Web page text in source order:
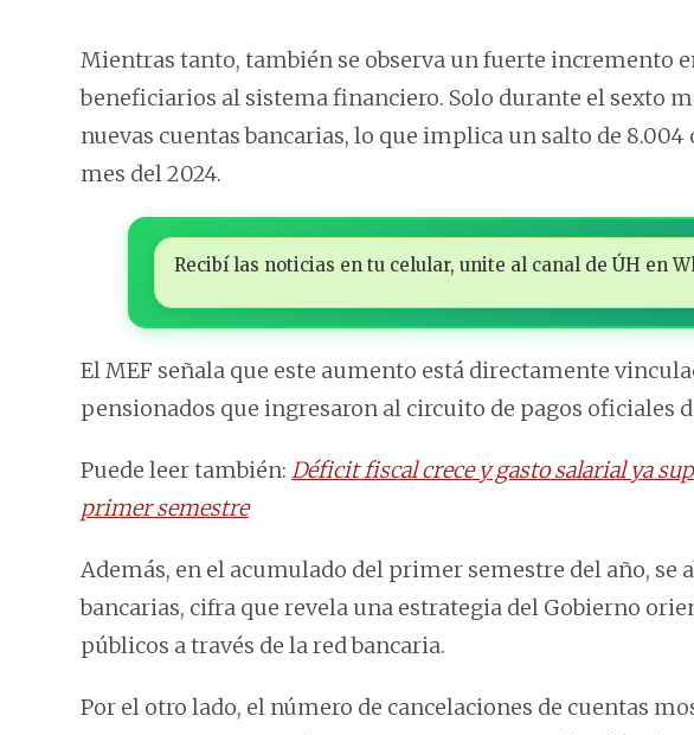
Mientras tanto, también se observa un fuerte incremento
beneficiarios al sistema financiero. Solo durante el sexto
nuevas cuentas bancarias, lo que implica un salto de
mes del 2024.
Recibí las noticias en tu celular, unite al canal de ÚH en
El MEF señala que este aumento está directamente
pensionados que ingresaron al circuito de pagos oficiales
Puede leer también: Déficit fiscal crece y gasto salarial ya
primer semestre
Además, en el acumulado del primer semestre del año, se
bancarias, cifra que revela una estrategia del Gobierno
públicos a través de la red bancaria.
Por el otro lado, el número de cancelaciones de cuentas